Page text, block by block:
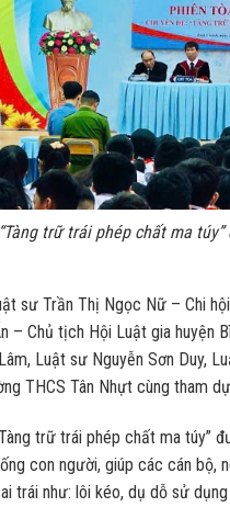
trữ trái phép chất ma
sư Trần Thị Ngọc Nữ – Chi
– Chủ tịch Hội Luật gia huyện
Luật sư Nguyễn Sơn Duy,
THCS Tân Nhựt cùng tham
trữ trái phép chất ma túy”
con người, giúp các cán bộ,
trái như: lôi kéo, dụ dỗ sử